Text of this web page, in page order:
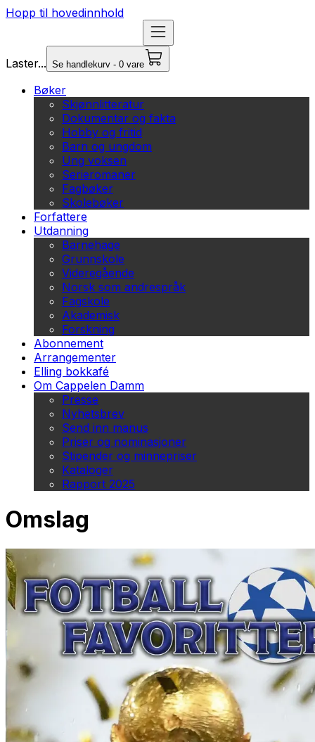
Hopp til hovedinnhold
Laster... Se handlekurv - 0 vare
Bøker
Skjønnlitteratur
Dokumentar og fakta
Hobby og fritid
Barn og ungdom
Ung voksen
Serieromaner
Fagbøker
Skolebøker
Forfattere
Utdanning
Barnehage
Grunnskole
Videregående
Norsk som andrespråk
Fagskole
Akademisk
Forskning
Abonnement
Arrangementer
Elling bokkafé
Om Cappelen Damm
Presse
Nyhetsbrev
Send inn manus
Priser og nominasjoner
Stipender og minnepriser
Kataloger
Rapport 2025
Omslag